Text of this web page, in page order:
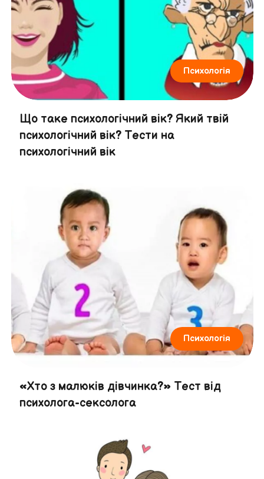
Психологія
Що таке психологічний вік? Який твій
психологічний вік? Тести на
психологічний вік
Психологія
«Хто з малюків дівчинка?» Тест від
психолога-сексолога